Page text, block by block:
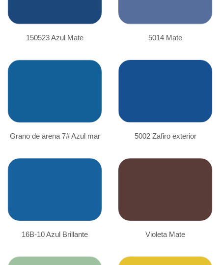
150523 Azul Mate 5014 Mate
Grano de arena 7# Azul mar 5002 Zafiro exterior
16B-10 Azul Brillante Violeta Mate